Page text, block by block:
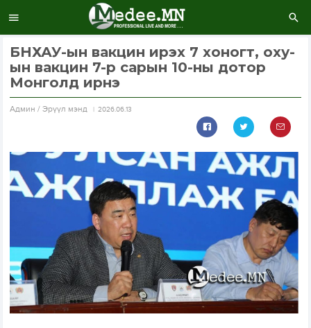
БНХАУ-ын вакцин ирэх 7 хоногт, оху-
ын вакцин 7-р сарын 10-ны дотор
Монголд ирнэ
Aдмин / Эрүүл мэнд 2026.06.13